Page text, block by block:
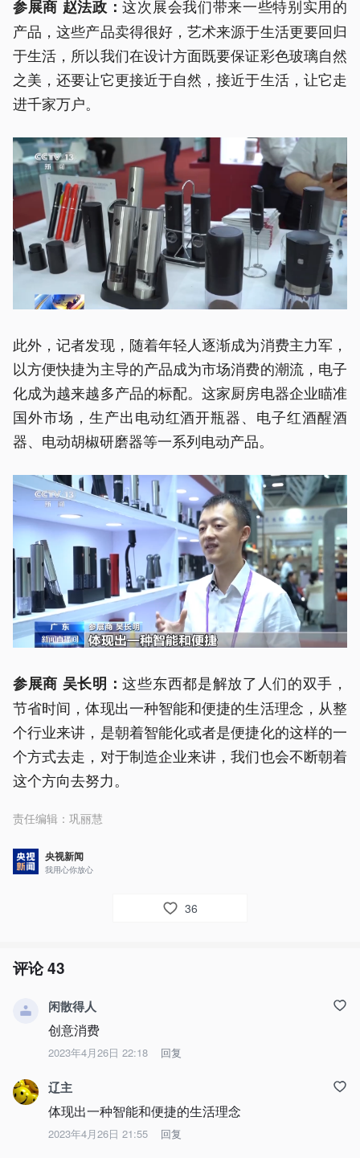
参展商 赵法政：这次展会我们带来一些特别实用的
产品，这些产品卖得很好，艺术来源于生活更要回归
于生活，所以我们在设计方面既要保证彩色玻璃自然
之美，还要让它更接近于自然，接近于生活，让它走
进千家万户。
此外，记者发现，随着年轻人逐渐成为消费主力军，
以方便快捷为主导的产品成为市场消费的潮流，电子
化成为越来越多产品的标配。这家厨房电器企业瞄准
国外市场，生产出电动红酒开瓶器、电子红酒醒酒
器、电动胡椒研磨器等一系列电动产品。
参展商 吴长明：这些东西都是解放了人们的双手，
节省时间，体现出一种智能和便捷的生活理念，从整
个行业来讲，是朝着智能化或者是便捷化的这样的一
个方式去走，对于制造企业来讲，我们也会不断朝着
这个方向去努力。
责任编辑： 巩丽慧
央视新闻
我用心你放心
36
评论43
闲散得人
创意消费
2023年4月26日 22:18 回复
辽主
体现出一种智能和便捷的生活理念
2023年4月26日 21:55 回复